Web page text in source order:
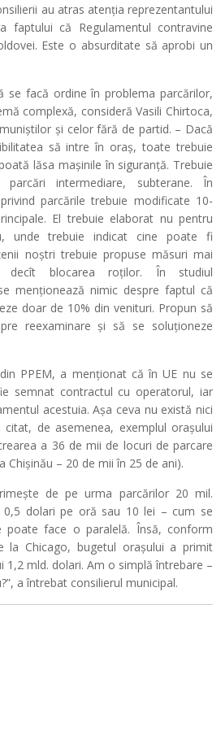
au atras atenția reprezentantului
faptului că Regulamentul contravine
Este o absurditate să aprobi un
se facă ordine în problema parcărilor,
complexă, consideră Vasili Chirtoca,
și celor fără de partid. – Dacă
să intre în oraș, toate trebuie
lăsa mașinile în siguranță. Trebuie
intermediare, subterane. În
parcările trebuie modificate 10-
El trebuie elaborat nu pentru
unde trebuie indicat cine poate fi
noștri trebuie propuse măsuri mai
decît blocarea roților. În studiul
menționează nimic despre faptul că
doar de 10% din venituri. Propun să
reexaminare și să se soluționeze
PPEM, a menționat că în UE nu se
semnat contractul cu operatorul, iar
acestuia. Așa ceva nu există nici
de asemenea, exemplul orașului
a 36 de mii de locuri de parcare
Chișinău – 20 de mii în 25 de ani).
de pe urma parcărilor 20 mil.
dolari pe oră sau 10 lei – cum se
poate face o paralelă. Însă, conform
la Chicago, bugetul orașului a primit
1,2 mld. dolari. Am o simplă întrebare –
a întrebat consilierul municipal.